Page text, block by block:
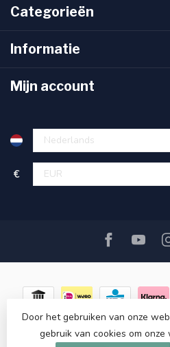
Categorieën
Informatie
Mijn account
€
Door het gebruiken van onze
gebruik van cookies om